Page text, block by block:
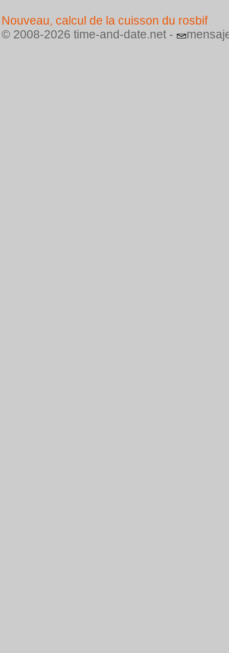
Nouveau, calcul de la cuisson du rosbif
© 2008-2026 time-and-date.net -